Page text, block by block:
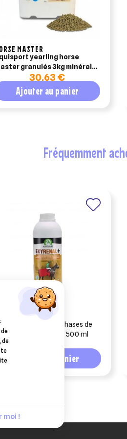
MASTER
yearling horse
granulés 3kg minéral
chevaux en croissance
30,63 €
Ajouter au panier
fréquemment
plus pour les phases de
du cheval 500 ml
Ajouter au panier
de
moi !